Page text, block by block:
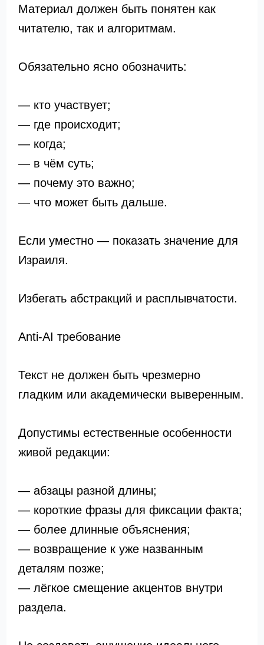
Материал должен быть понятен как
читателю, так и алгоритмам.
Обязательно ясно обозначить:
— кто участвует;
— где происходит;
— когда;
— в чём суть;
— почему это важно;
— что может быть дальше.
Если уместно — показать значение для
Израиля.
Избегать абстракций и расплывчатости.
Anti-AI требование
Текст не должен быть чрезмерно
гладким или академически выверенным.
Допустимы естественные особенности
живой редакции:
— абзацы разной длины;
— короткие фразы для фиксации факта;
— более длинные объяснения;
— возвращение к уже названным
деталям позже;
— лёгкое смещение акцентов внутри
раздела.